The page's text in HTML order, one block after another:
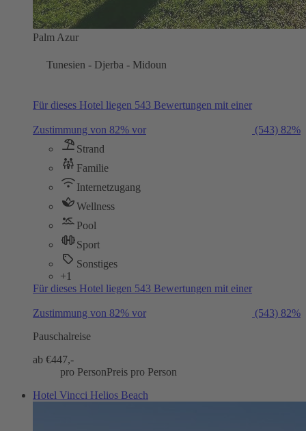
Palm Azur
Tunesien - Djerba - Midoun
Für dieses Hotel liegen 543 Bewertungen mit einer
Zustimmung von 82% vor (543) 82%
Strand
Familie
Internetzugang
Wellness
Pool
Sport
Sonstiges
+1
Für dieses Hotel liegen 543 Bewertungen mit einer
Zustimmung von 82% vor (543) 82%
Pauschalreise
ab €447,-
pro PersonPreis pro Person
Hotel Vincci Helios Beach